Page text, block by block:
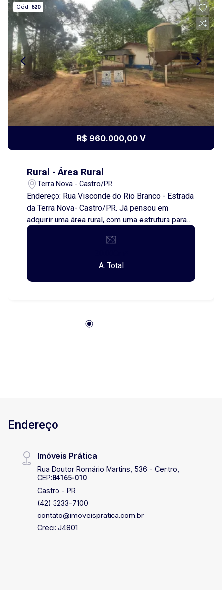
Cód. 620
R$ 960.000,00 V
Rural - Área Rural
Terra Nova - Castro/PR
Endereço: Rua Visconde do Rio Branco - Estrada
da Terra Nova- Castro/PR. Já pensou em
adquirir uma área rural, com uma estrutura para
criação de suínos. Contendo: Barracão aberto de
10 x 15 m contendo cozinha e banheiro,
(com capacidade para 300 suínos) Barracão 35 x
8 m Granja (com capacidade para 200 suínos)
A. Total
Endereço
Imóveis Prática
Rua Doutor Romário Martins, 536 - Centro,
CEP:84165-010
Castro - PR
(42) 3233-7100
contato@imoveispratica.com.br
Creci: J4801